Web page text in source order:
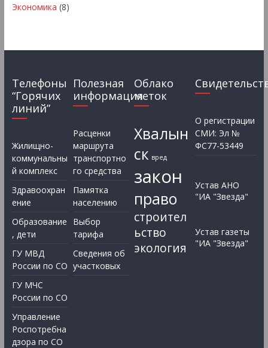
Экономика (8)
Телефоны
“Горячих
линий”
Жилищно-
коммунальны
й комплекс
Здравоохран
ение
Образование
, дети
ГУ МВД
России по СО
ГУ МЧС
России по СО
Управление
Роспотребна
дзора по СО
Полезная
информация
Расценки
маршрута
транспортно
го средства
Памятка
населению
Выбор
тарифа
Сведения об
участковых
Облако
меток
Хвалын
ск вред
закон
право
строител
ьство
экология
О регистрации
СМИ: Эл №
ФС77-53449
Устав АНО
"ИА "Звезда"
Устав газеты
"ИА "Звезда"